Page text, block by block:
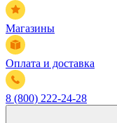
Магазины
Оплата и доставка
8 (800) 222-24-28